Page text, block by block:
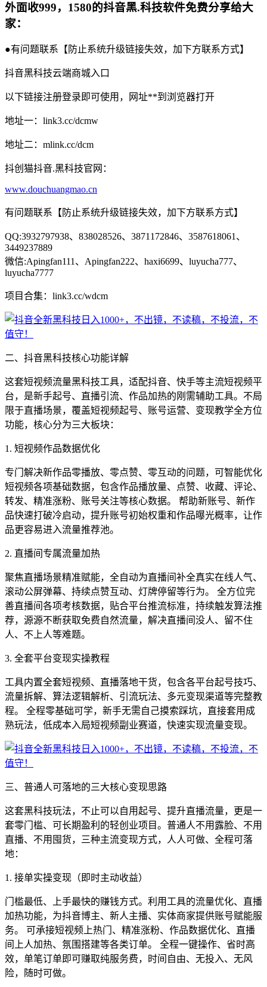
外面收999，1580的抖音黑.科技软件免费分享给大
家：
●有问题联系【防止系统升级链接失效，加下方联系方式】
抖音黑科技云端商城入口
以下链接注册登录即可使用，网址**到浏览器打开
地址一：link3.cc/dcmw
地址二：mlink.cc/dcm
抖创猫抖音.黑科技官网：
www.douchuangmao.cn
有问题联系【防止系统升级链接失效，加下方联系方式】
QQ:3932797938、838028526、3871172846、3587618061、
3449237889
微信:Apingfan111、Apingfan222、haxi6699、luyucha777、
luyucha7777
项目合集：link3.cc/wdcm
二、抖音黑科技核心功能详解
这套短视频流量黑科技工具，适配抖音、快手等主流短视频平
台，是新手起号、直播引流、作品加热的刚需辅助工具。不局
限于直播场景，覆盖短视频起号、账号运营、变现教学全方位
功能，核心分为三大板块：
1. 短视频作品数据优化
专门解决新作品零播放、零点赞、零互动的问题，可智能优化
短视频各项基础数据，包含作品播放量、点赞、收藏、评论、
转发、精准涨粉、账号关注等核心数据。 帮助新账号、新作
品快速打破冷启动，提升账号初始权重和作品曝光概率，让作
品更容易进入流量推荐池。
2. 直播间专属流量加热
聚焦直播场景精准赋能，全自动为直播间补全真实在线人气、
滚动公屏弹幕、持续点赞互动、灯牌停留等行为。 全方位完
善直播间各项考核数据，贴合平台推流标准，持续触发算法推
荐，源源不断获取免费自然流量，解决直播间没人、留不住
人、不上人等难题。
3. 全套平台变现实操教程
工具内置全套短视频、直播落地干货，包含各平台起号技巧、
流量拆解、算法逻辑解析、引流玩法、多元变现渠道等完整教
程。 全程零基础可学，新手无需自己摸索踩坑，直接套用成
熟玩法，低成本入局短视频副业赛道，快速实现流量变现。
三、普通人可落地的三大核心变现思路
这套黑科技玩法，不止可以自用起号、提升直播流量，更是一
套零门槛、可长期盈利的轻创业项目。普通人不用露脸、不用
直播、不用囤货，三种主流变现方式，人人可做、全程可落
地：
1. 接单实操变现（即时主动收益）
门槛最低、上手最快的赚钱方式。利用工具的流量优化、直播
加热功能，为抖音博主、新人主播、实体商家提供账号赋能服
务。 可承接短视频上热门、精准涨粉、作品数据优化、直播
间上人加热、氛围搭建等各类订单。 全程一键操作、省时高
效，单笔订单即可赚取纯服务费，时间自由、无投入、无风
险，随时可做。